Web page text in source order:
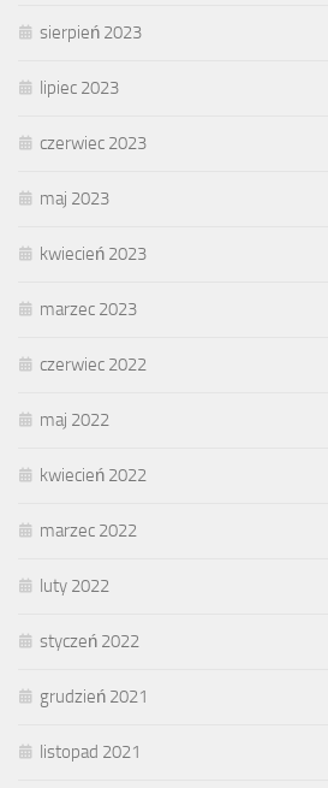
sierpień 2023
lipiec 2023
czerwiec 2023
maj 2023
kwiecień 2023
marzec 2023
czerwiec 2022
maj 2022
kwiecień 2022
marzec 2022
luty 2022
styczeń 2022
grudzień 2021
listopad 2021